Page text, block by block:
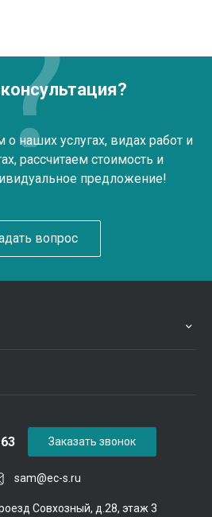
наших услугах, видах работ и
рассчитаем стоимость и
предложение!
вопрос
sam@ec-s.ru
Совхозный, д.28, этаж 3
Заказать звонок